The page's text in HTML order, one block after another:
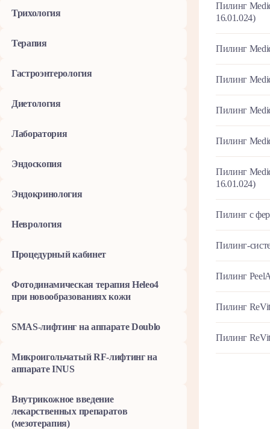
Трихология
Терапия
Гастроэнтерология
Диетология
Лаборатория
Эндоскопия
Эндокринология
Неврология
Процедурный кабинет
Фотодинамическая терапия Heleo4
при новообразованиях кожи
SMAS-лифтинг на аппарате Doublo
Микроигольчатый RF-лифтинг на
аппарате INUS
Внутрикожное введение
лекарственных препаратов
(мезотерапия)
Пилинг
16.01.024)
Пилинг
Пилинг
Пилинг
Пилинг
Пилинг
16.01.024)
Пилинг с
Пилинг-
Пилинг
Пилинг
Пилинг